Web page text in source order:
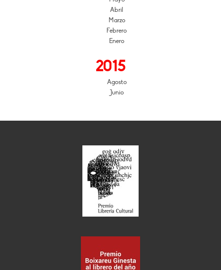
Abril
Marzo
Febrero
Enero
2015
Agosto
Junio